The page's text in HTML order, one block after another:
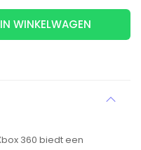
IN WINKELWAGEN
360 biedt een